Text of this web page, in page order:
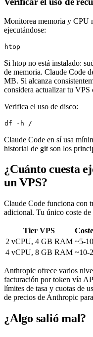
Monitorea memoria y CPU
ejecutándose:
Si htop no está instalado:
de memoria. Claude Code
MB. Si alcanza
considera actualizar tu VPS
Verifica el uso de disco:
df
Claude Code en sí usa
historial de git son los
¿Cuánto cuesta
un VPS?
Claude Code funciona con
adicional. Tu único coste
Tier VPS
2 vCPU, 4 GB RAM ~5-
4 vCPU, 8 GB RAM ~10-
Anthropic ofrece varios
facturación por token vía
límites de tasa y cuotas de
de precios de Anthropic
¿Algo salió mal?